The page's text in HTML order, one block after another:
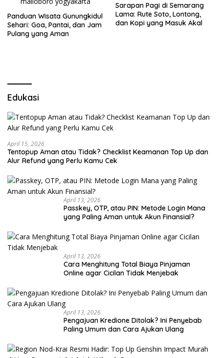
Panduan Wisata Gunungkidul
Sehari: Goa, Pantai, dan Jam
Pulang yang Aman
Sarapan Pagi di Semarang
Lama: Rute Soto, Lontong,
dan Kopi yang Masuk Akal
Edukasi
April 15, 2026
Tentopup Aman atau Tidak? Checklist Keamanan Top Up dan
Alur Refund yang Perlu Kamu Cek
April 13, 2026
Passkey, OTP, atau PIN: Metode Login Mana
yang Paling Aman untuk Akun Finansial?
April 13, 2026
Cara Menghitung Total Biaya Pinjaman
Online agar Cicilan Tidak Menjebak
April 13, 2026
Pengajuan Kredione Ditolak? Ini Penyebab
Paling Umum dan Cara Ajukan Ulang